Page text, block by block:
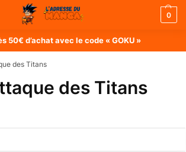
0
50€ d’achat avec le code « GOKU »
des Titans
des Titans